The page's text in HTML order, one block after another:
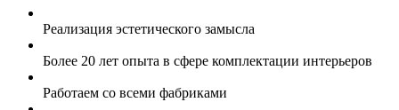
Реализация эстетического замысла
Более 20 лет опыта в сфере комплектации интерьеров
Работаем со всеми фабриками